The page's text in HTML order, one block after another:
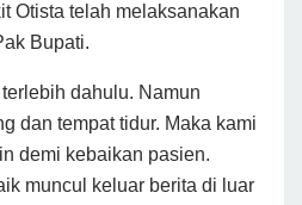
Otista telah melaksanakan
Bupati.
dahulu. Namun
dan tempat tidur. Maka kami
demi kebaikan pasien.
muncul keluar berita di luar